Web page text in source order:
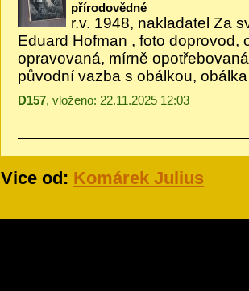
přírodovědné
r.v. 1948, nakladatel Za
Eduard Hofman , foto doprovod,
opravovaná, mírně
původní vazba s obálkou,
D157, vloženo: 22.11.2025 12:03
Vice od: Komárek Julius